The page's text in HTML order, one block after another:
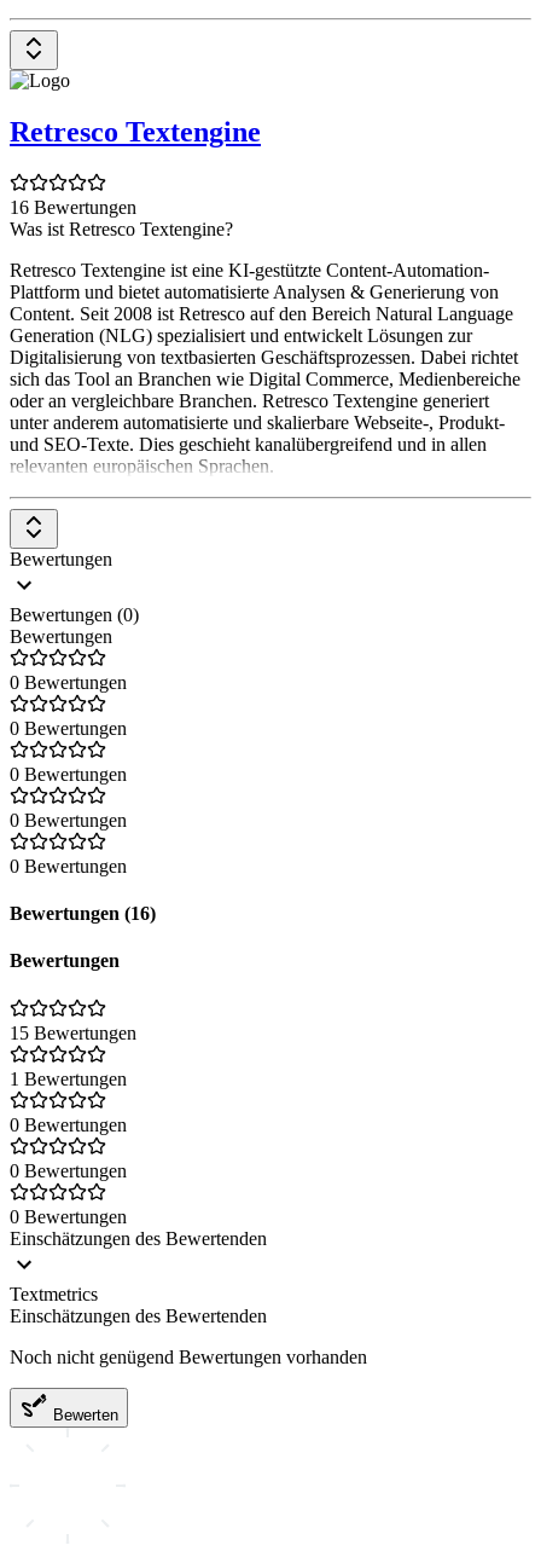
Retresco Textengine
16 Bewertungen
Was ist Retresco Textengine?
Retresco Textengine ist eine KI-gestützte Content-Automation-
Plattform und bietet automatisierte Analysen & Generierung von
Content. Seit 2008 ist Retresco auf den Bereich Natural Language
Generation (NLG) spezialisiert und entwickelt Lösungen zur
Digitalisierung von textbasierten Geschäftsprozessen. Dabei richtet
sich das Tool an Branchen wie Digital Commerce, Medienbereiche
oder an vergleichbare Branchen. Retresco Textengine generiert
unter anderem automatisierte und skalierbare Webseite-, Produkt-
und SEO-Texte. Dies geschieht kanalübergreifend und in allen
relevanten europäischen Sprachen.
Bewertungen
Bewertungen (0)
Bewertungen
0 Bewertungen
0 Bewertungen
0 Bewertungen
0 Bewertungen
0 Bewertungen
Bewertungen (16)
Bewertungen
15 Bewertungen
1 Bewertungen
0 Bewertungen
0 Bewertungen
0 Bewertungen
Einschätzungen des Bewertenden
Textmetrics
Einschätzungen des Bewertenden
Noch nicht genügend Bewertungen vorhanden
Bewerten